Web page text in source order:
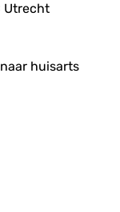
Utrecht
huisarts